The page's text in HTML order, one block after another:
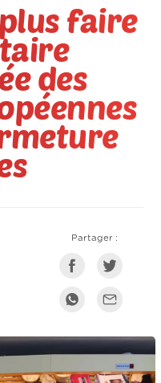
faire
des
Partager :